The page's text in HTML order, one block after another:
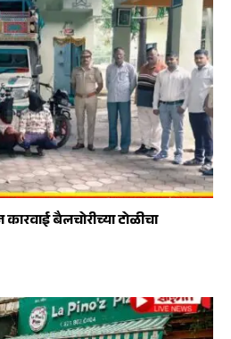
बैलचोरीच्या टोळीचा